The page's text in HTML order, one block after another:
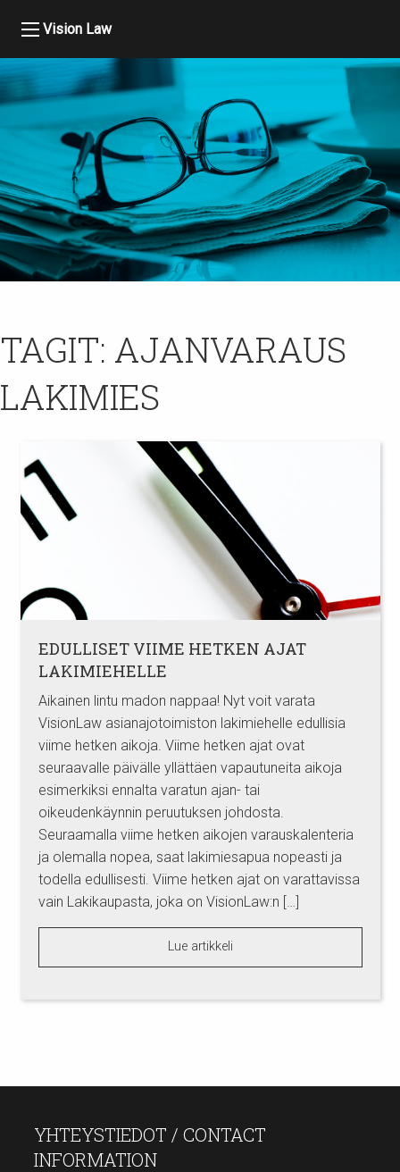
Vision Law
TAGIT: AJANVARAUS
LAKIMIES
EDULLISET VIIME HETKEN AJAT
LAKIMIEHELLE
Aikainen lintu madon nappaa! Nyt voit varata
VisionLaw asianajotoimiston lakimiehelle edullisia
viime hetken aikoja. Viime hetken ajat ovat
seuraavalle päivälle yllättäen vapautuneita aikoja
esimerkiksi ennalta varatun ajan- tai
oikeudenkäynnin peruutuksen johdosta.
Seuraamalla viime hetken aikojen varauskalenteria
ja olemalla nopea, saat lakimiesapua nopeasti ja
todella edullisesti. Viime hetken ajat on varattavissa
vain Lakikaupasta, joka on VisionLaw:n […]
Lue artikkeli
YHTEYSTIEDOT / CONTACT
INFORMATION